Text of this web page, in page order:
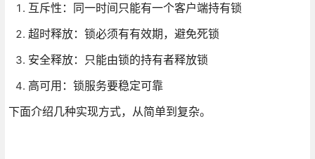
互斥性：同一时间只能有一个客户端持有锁
超时释放：锁必须有有效期，避免死锁
安全释放：只能由锁的持有者释放锁
高可用：锁服务要稳定可靠
下面介绍几种实现方式，从简单到复杂。